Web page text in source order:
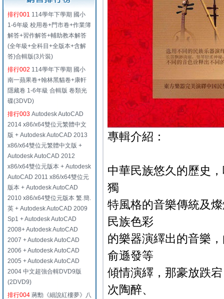
排行001 114學年下學期 國小
1-6年級 校用卷+門市卷+作業簿
解答+習作解答+輔助教本解答
(全年級+全科目+全版本+含解
答)合輯版(3片裝)
排行002 114學年下學期 國小
南一蘋果卷+翰林黑貓卷+康軒
隱藏卷 1-6年級 合輯版 卷類光
碟(3DVD)
排行003 Autodesk AutoCAD
2014 x86/x64雙位元繁體中文
版 + Autodesk AutoCAD 2013
x86/x64雙位元繁體中文版 +
Autodesk AutoCAD 2012
x86/x64雙位元版本 + Autodesk
AutoCAD 2011 x86/x64雙位元
版本 + Autodesk AutoCAD
2010 x86/x64雙位元版本 繁.簡.
英 + Autodesk AutoCAD 2009
Sp1 + Autodesk AutoCAD
2008+ Autodesk AutoCAD
2007 + Autodesk AutoCAD
2006 + Autodesk AutoCAD
2005 + Autodesk AutoCAD
2004 中文超強合輯DVD9版
(2DVD9)
排行004 蔣勳《細說紅樓夢》八
專輯介紹：
中華民族悠久的歷史
獨
特風格的音樂傳統及
民族色彩
的樂器演繹出的音樂
俞遜發等
傾情演繹，那豪放跌
次陶醉、